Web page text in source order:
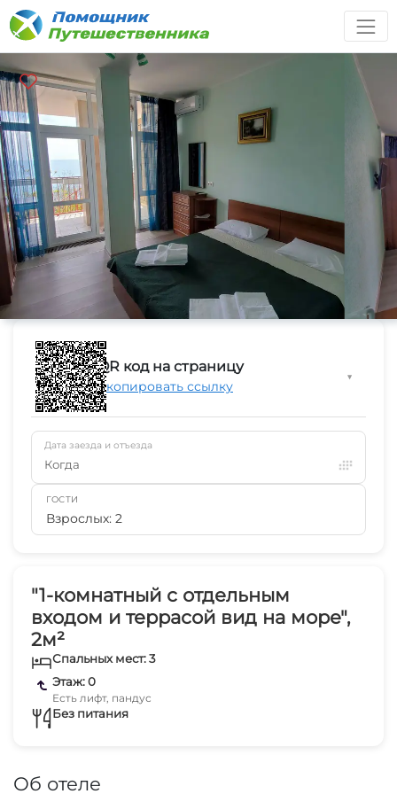
"1-комнатный с отдельным
входом и террасой вид на море",
2м²
Спальных мест: 3
Этаж: 0
Есть лифт, пандус
Без питания
Об отеле
QR код на страницу
Скопировать ссылку
▼
Дата заезда и отъезда
Когда
ГОСТИ
Взрослых: 2